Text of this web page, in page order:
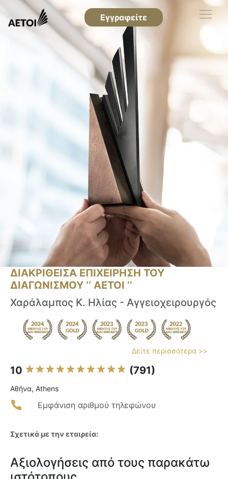
Εγγραφείτε
ΔΙΑΚΡΙΘΕΙΣΑ ΕΠΙΧΕΙΡΗΣΗ ΤΟΥ
ΔΙΑΓΩΝΙΣΜΟΥ ‘’ ΑΕΤΟΙ ‘’
Χαράλαμπος Κ. Ηλίας - Αγγειοχειρουργός
Δείτε περισσότερα >>
10 (791)
Αθήνα, Athens
Εμφάνιση αριθμού τηλεφώνου
Σχετικά με την εταιρεία:
Αξιολογήσεις από τους παρακάτω